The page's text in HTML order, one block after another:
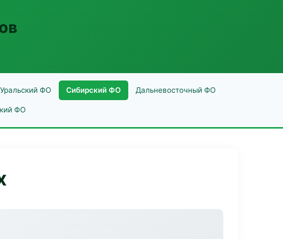
Уральский ФО Сибирский ФО Дальневосточный ФО
ФО